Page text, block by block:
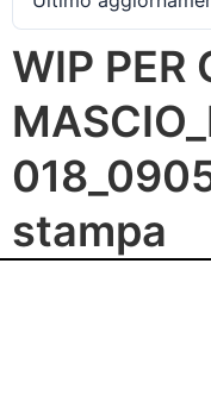
WIP PER
stampa